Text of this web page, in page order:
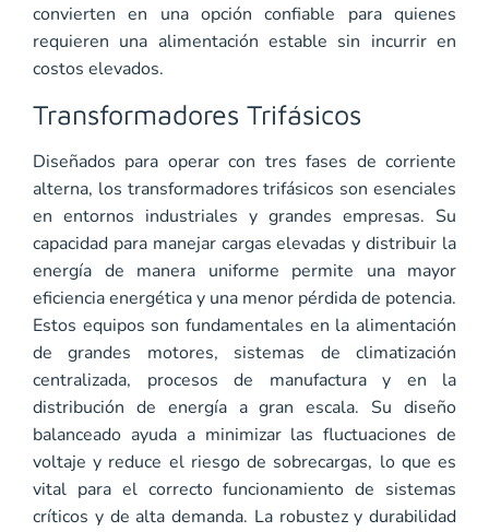
convierten en una opción confiable para quienes
requieren una alimentación estable sin incurrir en
costos elevados.
Transformadores Trifásicos
Diseñados para operar con tres fases de corriente
alterna, los transformadores trifásicos son esenciales
en entornos industriales y grandes empresas. Su
capacidad para manejar cargas elevadas y distribuir la
energía de manera uniforme permite una mayor
eficiencia energética y una menor pérdida de potencia.
Estos equipos son fundamentales en la alimentación
de grandes motores, sistemas de climatización
centralizada, procesos de manufactura y en la
distribución de energía a gran escala. Su diseño
balanceado ayuda a minimizar las fluctuaciones de
voltaje y reduce el riesgo de sobrecargas, lo que es
vital para el correcto funcionamiento de sistemas
críticos y de alta demanda. La robustez y durabilidad